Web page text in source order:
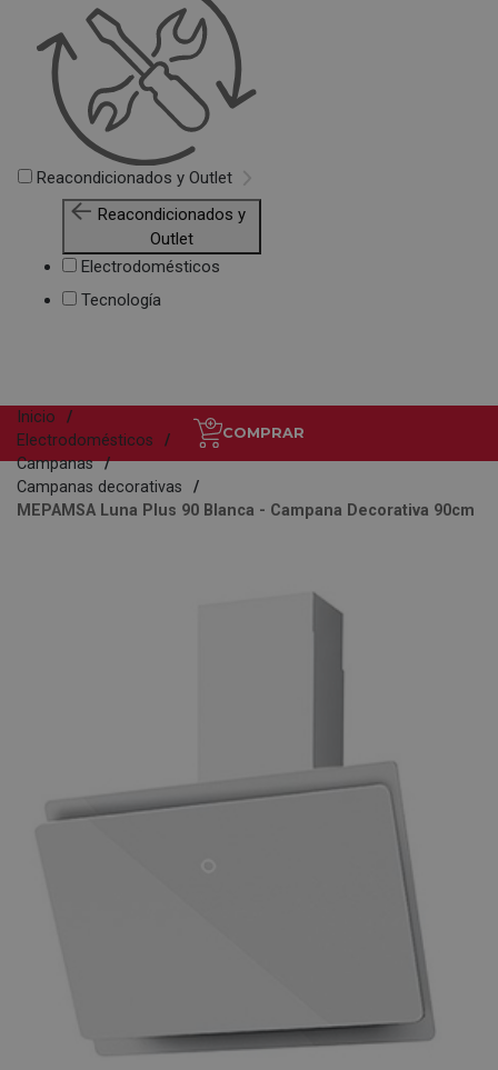
Reacondicionados y Outlet
Reacondicionados y
Outlet
Electrodomésticos
Tecnología
COMPRAR
Inicio
Electrodomésticos
Campanas
Campanas decorativas
MEPAMSA Luna Plus 90 Blanca - Campana Decorativa 90cm